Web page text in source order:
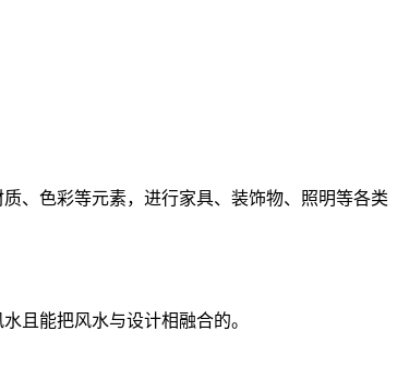
、色彩等元素，进行家具、装饰物、照明等各类
且能把风水与设计相融合的。